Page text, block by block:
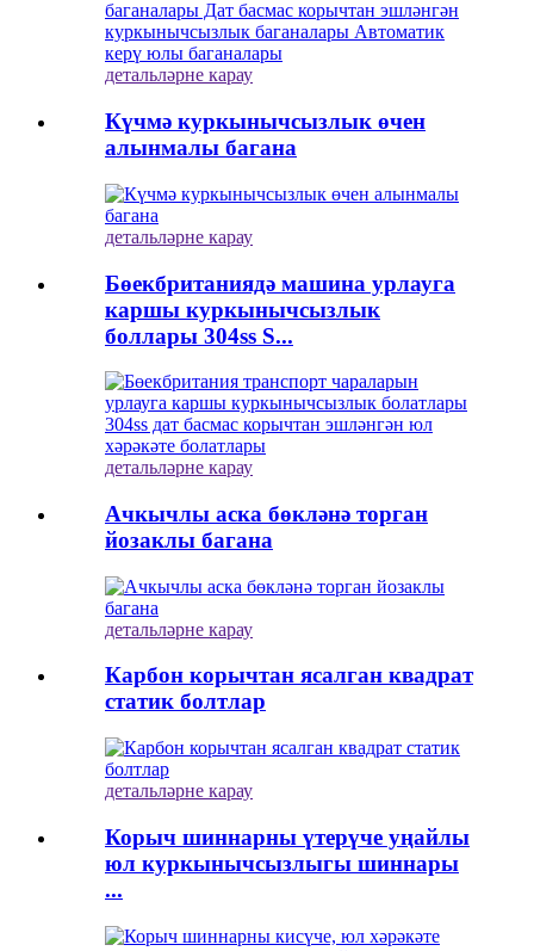
детальләрне карау
Күчмә куркынычсызлык өчен
алынмалы багана
детальләрне карау
Бөекбританиядә машина урлауга
каршы куркынычсызлык
боллары 304ss S...
детальләрне карау
Ачкычлы аска бөкләнә торган
йозаклы багана
детальләрне карау
Карбон корычтан ясалган квадрат
статик болтлар
детальләрне карау
Корыч шиннарны үтерүче уңайлы
юл куркынычсызлыгы шиннары
...